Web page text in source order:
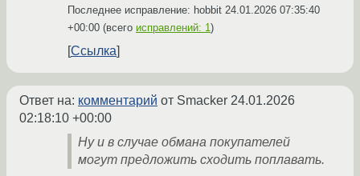
Последнее исправление: hobbit 24.01.2026 07:35:40
+00:00 (всего исправлений: 1 )
Ссылка
Ответ на: комментарий от Smacker 24.01.2026
02:18:10 +00:00
Ну и в случае обмана покупателей
могут предложить сходить поплавать.